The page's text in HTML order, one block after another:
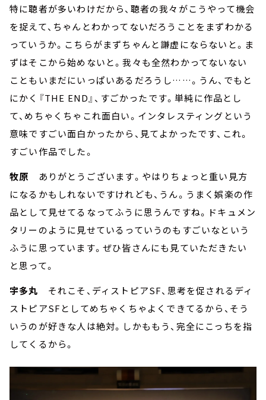
特に聴者が多いわけだから、聴者の我々がこうやって機会
を捉えて、ちゃんとわかってないだろうことをまずわかる
っていうか。こちらがまずちゃんと謙虚にならないと。ま
ずはそこから始めないと。我々も全然わかってないない
こともいまだにいっぱいあるだろうし……。うん、でもと
にかく『THE END』、すごかったです。単純に作品とし
て、めちゃくちゃこれ面白い。インタレスティングという
意味ですごい面白かったから、見てよかったです、これ。
すごい作品でした。
牧原 ありがとうございます。やはりちょっと重い見方
になるかもしれないですけれども、うん。うまく娯楽の作
品として見せてるなってふうに思うんですね。ドキュメン
タリーのように見せているっていうのもすごいなという
ふうに思っています。ぜひ皆さんにも見ていただきたい
と思って。
宇多丸 それこそ、ディストピアSF、思考を促されるディ
ストピアSFとしてめちゃくちゃよくできてるから、そう
いうのが好きな人は絶対。しかももう、完全にこっちを指
してくるから。